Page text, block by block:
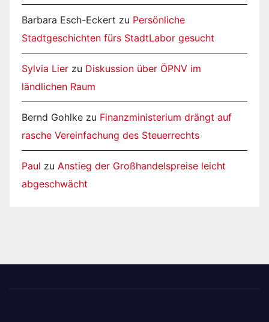
Barbara Esch-Eckert zu Persönliche
Stadtgeschichten fürs StadtLabor gesucht
Sylvia Lier zu Diskussion über ÖPNV im
ländlichen Raum
Bernd Gohlke zu Finanzministerium drängt auf
rasche Vereinfachung des Steuerrechts
Paul zu Anstieg der Großhandelspreise leicht
abgeschwächt